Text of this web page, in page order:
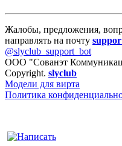
Жалобы, предложения,
направлять на почту
@slyclub_support_bot
ООО "Сованэт
Copyright. slyclub
Модели для вирта
Политика